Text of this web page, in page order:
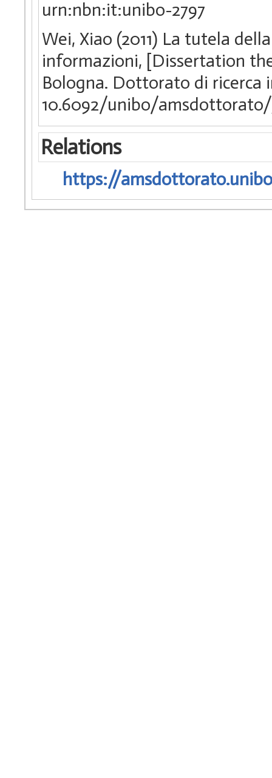
urn:nbn:it:unibo-2797
Wei, Xiao (2011) La tutela
informazioni, [Dissertation
Bologna. Dottorato di
10.6092/unibo/amsdottorato/
Relations
https://